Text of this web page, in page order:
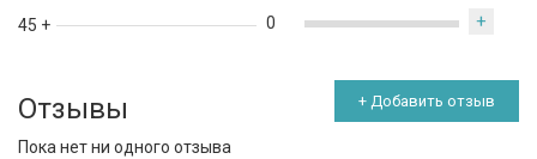
45 +
0 +
Отзывы + Добавить отзыв
Пока нет ни одного отзыва